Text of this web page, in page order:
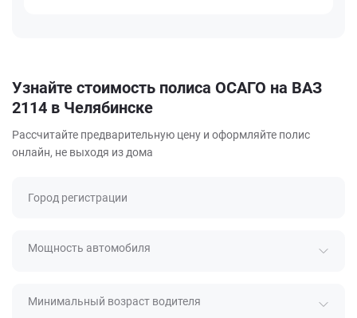
Узнайте стоимость полиса ОСАГО на ВАЗ
2114 в Челябинске
Рассчитайте предварительную цену и оформляйте полис
онлайн, не выходя из дома
Город регистрации
Мощность автомобиля
Минимальный возраст водителя